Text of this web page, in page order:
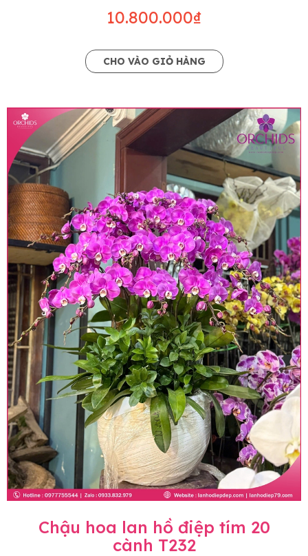
10.800.000₫
CHO VÀO GIỎ HÀNG
Chậu hoa lan hồ điệp tím 20
cành T232